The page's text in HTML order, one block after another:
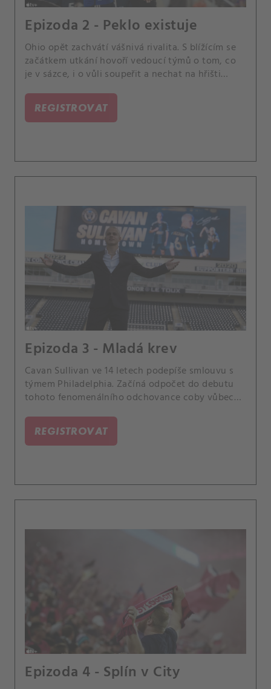
Epizoda 2 - Peklo existuje
Ohio opět zachvátí vášnivá rivalita. S blížícím se
začátkem utkání hovoří vedoucí týmů o tom, co
je v sázce, i o vůli soupeřit a nechat na hřišti
REGISTROVAT
Epizoda 3 - Mladá krev
Cavan Sullivan ve 14 letech podepíše smlouvu s
týmem Philadelphia. Začíná odpočet do debutu
tohoto fenomenálního odchovance coby vůbec
REGISTROVAT
Epizoda 4 - Splín v City